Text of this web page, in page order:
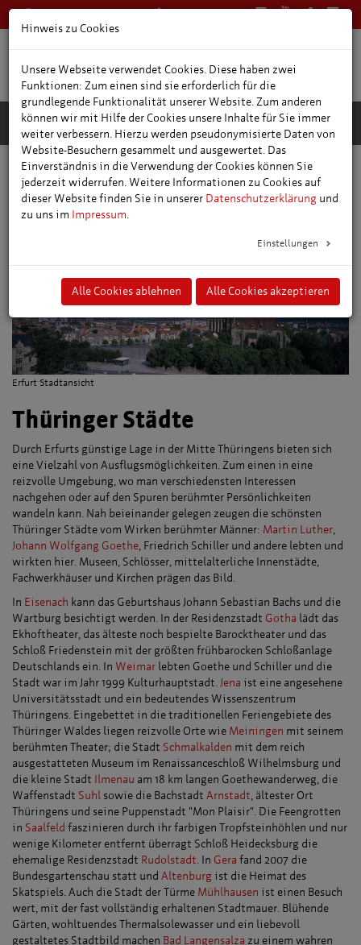
0361 66400
Freizeit- und Ausflugstipps Thüringer Städte
Erfurt Stadtansicht
Thüringer Städte
Durch Erfurts günstige Lage in der Mitte Thüringens bieten sich
eine Vielzahl von Ausflugsmöglichkeiten. Zum einen in eine
reizvolle Umgebung, wo man verschiedensten Interessen
nachgehen oder auf den Spuren berühmter Persönlichkeiten
wandeln kann. Nah beieinander gelegen zeugen die schönsten
Thüringer Städte vom Wirken berühmter Männer: Martin Luther,
Johann Wolfgang Goethe, Friedrich Schiller und andere lebten und
wirkten hier. Museen, Schlösser, mittelalterliche Innenstädte,
Fachwerkhäuser und Kirchen prägen das Bild.
In Eisenach kann das Geburtshaus Johann Sebastian Bachs und die
Wartburg besichtigt werden. In der Residenzstadt Gotha lädt das
Ekhoftheater, das älteste noch bespielte Barocktheater und das
Schloß Friedenstein mit der größten frühbarocken Schloßanlage
Deutschlands ein. In Weimar lebten Goethe und Schiller und die
Stadt war im Jahr 1999 Kulturhauptstadt.Jena ist eine angesehene
Universitätsstadt und ein bedeutendes Wissenszentrum
Thüringens. Eingebettet in die traditionellen Feriengebiete des
Thüringer Waldes liegen reizvolle Orte wie Meiningen mit seinem
berühmten Theater; die Stadt Schmalkalden mit dem reich
ausgestatteten Museum im Renaissanceschloß Wilhelmsburg und
die kleine Stadt Ilmenau am 18 km langen Goethewanderweg, die
Waffenstadt Suhl sowie die Bachstadt Arnstadt, ältester Ort
Thüringens und seine Puppenstadt "Mon Plaisir". Die Feengrotten
in Saalfeld faszinieren durch ihr farbigen Tropfsteinhöhlen und nur
wenige Kilometer entfernt überragt Schloß Heidecksburg die
ehemalige Residenzstadt Rudolstadt. In Gera fand 2007 die
Bundesgartenschau statt und Altenburg ist die Heimat des
Skatspiels. Auch die Stadt der Türme Mühlhausen ist einen Besuch
wert, mit der fast vollständig erhaltenen Stadtmauer. Blühende
Gärten, wohltuendes Thermalsolewasser und ein liebevoll
gestaltetes Stadtbild machen Bad Langensalza zu einem wahren
Hinweis zu Cookies
Unsere Webseite verwendet Cookies. Diese haben zwei
Funktionen: Zum einen sind sie erforderlich für die
grundlegende Funktionalität unserer Website. Zum anderen
können wir mit Hilfe der Cookies unsere Inhalte für Sie immer
weiter verbessern. Hierzu werden pseudonymisierte Daten von
Website-Besuchern gesammelt und ausgewertet. Das
Einverständnis in die Verwendung der Cookies können Sie
jederzeit widerrufen. Weitere Informationen zu Cookies auf
dieser Website finden Sie in unserer Datenschutzerklärung und
zu uns im Impressum.
Einstellungen
Alle Cookies ablehnen Alle Cookies akzeptieren